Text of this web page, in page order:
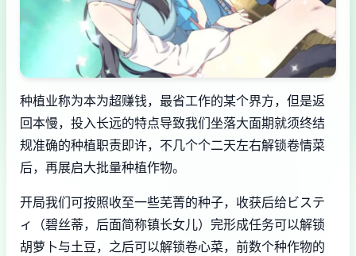
种植业称为本为超赚钱，最省工作的某个界方，但是返
回本慢，投入长远的特点导致我们坐落大面期就须终结
规准确的种植职责即许，不几个个二天左右解锁卷情菜
后，再展启大批量种植作物。
开局我们可按照收至一些芜菁的种子，收获后给ビステ
ィ（碧丝蒂，后面简称镇长女儿）完形成任务可以解锁
胡萝卜与土豆，之后可以解锁卷心菜，前数个种作物的